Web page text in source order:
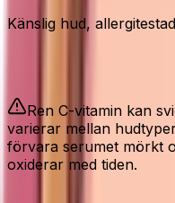
Känslig hud, allergitestad
Ren C-vitamin kan
varierar mellan
förvara serumet mörkt
oxiderar med tiden.